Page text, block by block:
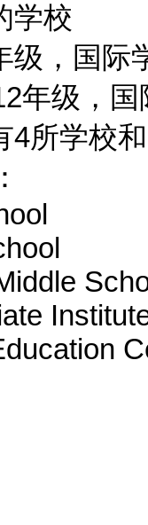
校
，国际
级，国
学校和